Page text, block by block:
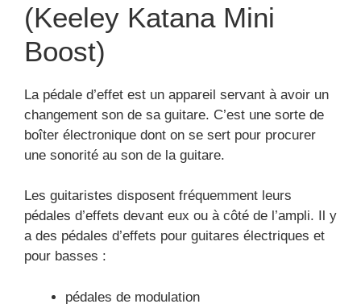
(Keeley Katana Mini
Boost)
La pédale d’effet est un appareil servant à avoir un
changement son de sa guitare. C’est une sorte de
boîter électronique dont on se sert pour procurer
une sonorité au son de la guitare.
Les guitaristes disposent fréquemment leurs
pédales d’effets devant eux ou à côté de l’ampli. Il y
a des pédales d’effets pour guitares électriques et
pour basses :
pédales de modulation